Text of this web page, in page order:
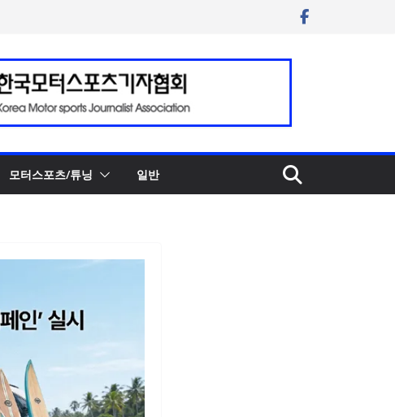
모터스포츠/튜닝 일반